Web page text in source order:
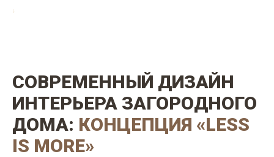
↓
СОВРЕМЕННЫЙ ДИЗАЙН
ИНТЕРЬЕРА ЗАГОРОДНОГО
ДОМА: КОНЦЕПЦИЯ «LESS
IS MORE»